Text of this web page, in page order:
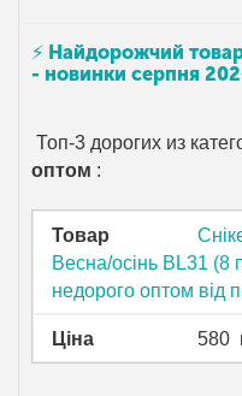
⚡ Найдорожчий
- новинки серпня
Топ-3 дорогих из
оптом :
Товар
Весна/осінь BL31 (8
недорого оптом від
Ціна 580